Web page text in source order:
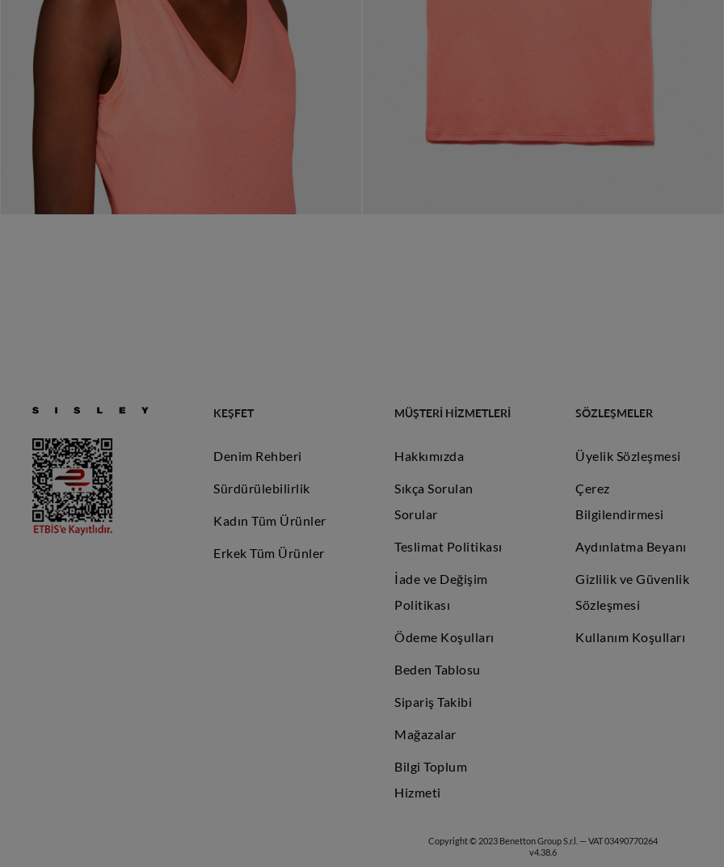
KEŞFET
Denim Rehberi
Sürdürülebilirlik
Kadın Tüm Ürünler
Erkek Tüm Ürünler
MÜŞTERİ HİZMETLERİ
Hakkımızda
Sıkça Sorulan
Sorular
Teslimat Politikası
İade ve Değişim
Politikası
Ödeme Koşulları
Beden Tablosu
Sipariş Takibi
Mağazalar
Bilgi Toplum
Hizmeti
SÖZLEŞMELER
Üyelik Sözleşmesi
Çerez
Bilgilendirmesi
Aydınlatma Beyanı
Gizlilik ve Güvenlik
Sözleşmesi
Kullanım Koşulları
Copyright © 2023 Benetton Group S.r.l. — VAT 03490770264
v4.38.6